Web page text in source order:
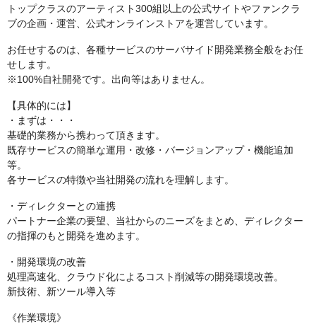
トップクラスのアーティスト300組以上の公式サイトやファンクラ
ブの企画・運営、公式オンラインストアを運営しています。
お任せするのは、各種サービスのサーバサイド開発業務全般をお任
せします。
※100%自社開発です。出向等はありません。
【具体的には】
・まずは・・・
基礎的業務から携わって頂きます。
既存サービスの簡単な運用・改修・バージョンアップ・機能追加
等。
各サービスの特徴や当社開発の流れを理解します。
・ディレクターとの連携
パートナー企業の要望、当社からのニーズをまとめ、ディレクター
の指揮のもと開発を進めます。
・開発環境の改善
処理高速化、クラウド化によるコスト削減等の開発環境改善。
新技術、新ツール導入等
《作業環境》